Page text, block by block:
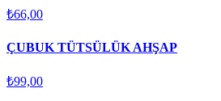
₺66,00
ÇUBUK TÜTSÜLÜK AHŞAP
₺99,00